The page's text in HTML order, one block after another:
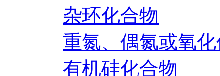
杂环化合物
重氮、偶氮或氧
有机硅化合物